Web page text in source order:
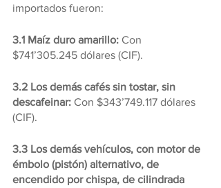
importados fueron:
3.1 Maíz duro amarillo: Con
$741’305.245 dólares (CIF).
3.2 Los demás cafés sin tostar, sin
descafeinar: Con $343’749.117 dólares
(CIF).
3.3 Los demás vehículos, con motor de
émbolo (pistón) alternativo, de
encendido por chispa, de cilindrada